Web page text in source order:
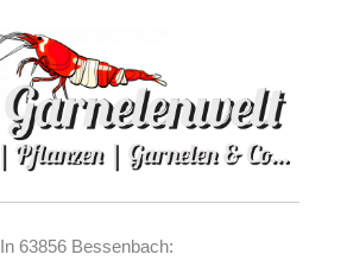
In 63856 Bessenbach: